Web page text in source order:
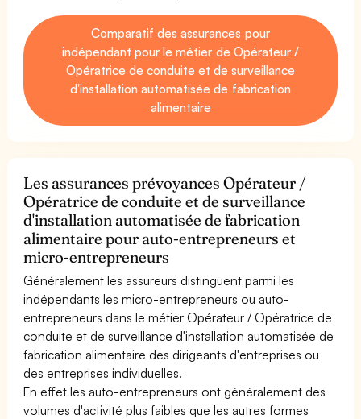
Comparatif des assurances pour
indépendant pour le métier de Opérateur /
Opératrice de conduite et de surveillance
d'installation automatisée de fabrication
alimentaire
Les assurances prévoyances Opérateur /
Opératrice de conduite et de surveillance
d'installation automatisée de fabrication
alimentaire pour auto-entrepreneurs et
micro-entrepreneurs
Généralement les assureurs distinguent parmi les
indépendants les micro-entrepreneurs ou auto-
entrepreneurs dans le métier Opérateur / Opératrice de
conduite et de surveillance d'installation automatisée de
fabrication alimentaire des dirigeants d'entreprises ou
des entreprises individuelles.
En effet les auto-entrepreneurs ont généralement des
volumes d'activité plus faibles que les autres formes